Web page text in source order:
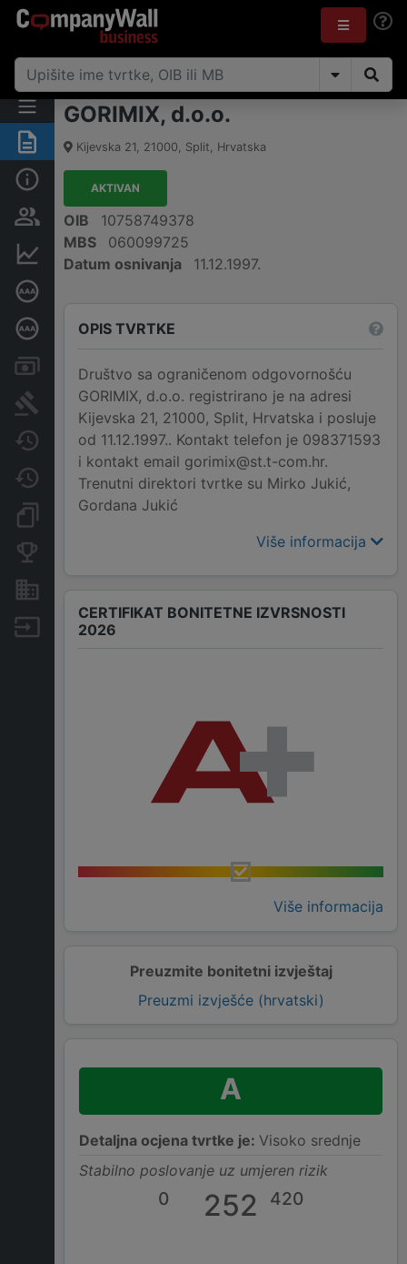
Sažetak
Osobe i vlasništvo
Dubinska bonitetna ocjena
Računi i blokade
Sudske objave
Javne nabavke
Promjene
Dokumenti i objave
Nekretnine i imovina
Izvoz
GORIMIX, d.o.o.
Kijevska 21, 21000, Split, Hrvatska
AKTIVAN
OIB
10758749378
MBS
060099725
Datum osnivanja
11.12.1997.
OPIS TVRTKE
Društvo sa ograničenom odgovornošću
GORIMIX, d.o.o. registrirano je na adresi
Kijevska 21, 21000, Split, Hrvatska i posluje
od 11.12.1997.. Kontakt telefon je 098371593
i kontakt email gorimix@st.t-com.hr.
Trenutni direktori tvrtke su Mirko Jukić,
Gordana Jukić
Više informacija
CERTIFIKAT BONITETNE IZVRSNOSTI
2026
Više informacija
Preuzmite bonitetni izvještaj
Preuzmi izvješće (hrvatski)
A
Detaljna ocjena tvrtke je: Visoko srednje
Stabilno poslovanje uz umjeren rizik
0 252 420